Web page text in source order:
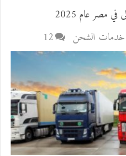
خدمات الشحن 12